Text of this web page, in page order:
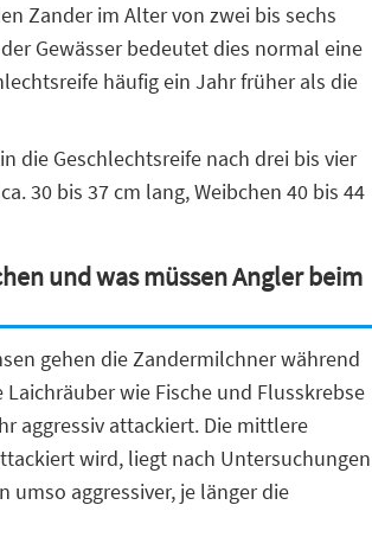
Zander im Alter von zwei bis sechs
Gewässer bedeutet dies normal eine
häufig ein Jahr früher als die
die Geschlechtsreife nach drei bis vier
30 bis 37 cm lang, Weibchen 40 bis 44
und was müssen Angler beim
gehen die Zandermilchner während
wie Fische und Flusskrebse
aggressiv attackiert. Die mittlere
wird, liegt nach Untersuchungen
umso aggressiver, je länger die